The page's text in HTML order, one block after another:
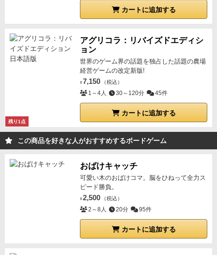
カートに追加する
残り1点
アグリコラ：リバイズドエディシ
ョン
世界のゲーム界の話題を独占した話題の農場
経営ゲームの改定新版!
¥ 7,150 （税込）
1～4人 30～120分 45件
カートに追加する
この商品を好きな人がおすすめするボードゲーム
おばけキャッチ
可愛い木のおばけコマ。脳をひねって全力ス
ピード勝負。
¥ 2,500 （税込）
2～8人 20分 95件
カートに追加する